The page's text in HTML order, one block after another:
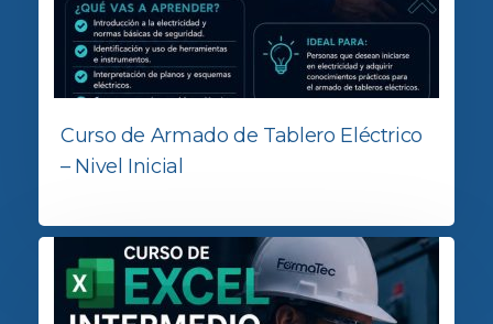
Curso de Armado de Tablero Eléctrico
– Nivel Inicial